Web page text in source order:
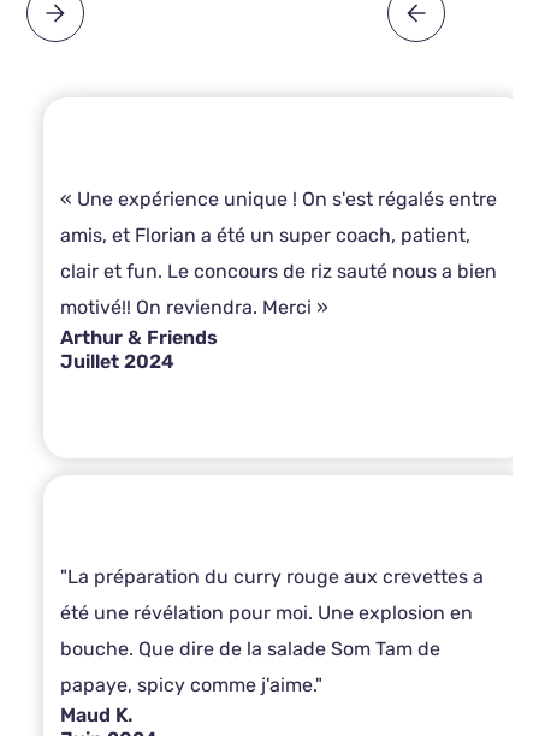
« Une expérience unique ! On s'est régalés entre
amis, et Florian a été un super coach, patient,
clair et fun. Le concours de riz sauté nous a bien
motivé!! On reviendra. Merci »
Arthur & Friends
Juillet 2024
"La préparation du curry rouge aux crevettes a
été une révélation pour moi. Une explosion en
bouche. Que dire de la salade Som Tam de
papaye, spicy comme j'aime."
Maud K.